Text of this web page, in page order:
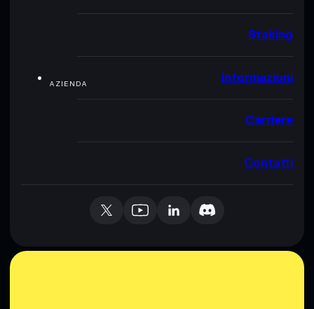
Staking
AZIENDA Informazioni
Carriere
Contatti